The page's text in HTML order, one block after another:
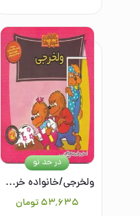
ولخرجی/خانواده خرس ها 27
۵۳٬۶۳۵ تومان
در حد نو